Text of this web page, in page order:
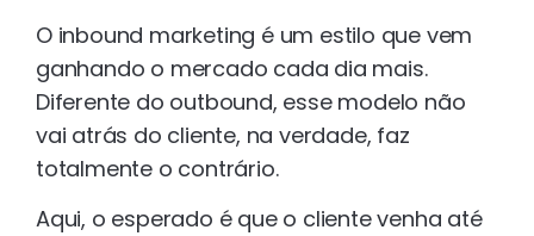
O inbound marketing é um estilo que vem
ganhando o mercado cada dia mais.
Diferente do outbound, esse modelo não
vai atrás do cliente, na verdade, faz
totalmente o contrário.
Aqui, o esperado é que o cliente venha até